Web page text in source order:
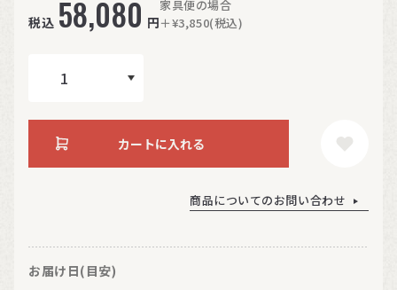
税込 58,080 円
家具便の場合
＋¥3,850(税込)
カートに入れる
商品についてのお問い合わせ
お届け日(目安)